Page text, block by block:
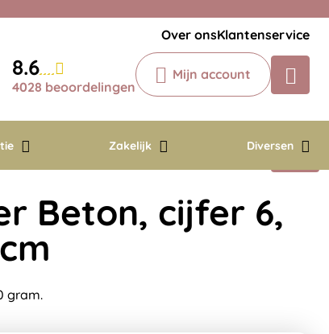
Over onsKlantenservice
8.6
4028 beoordelingen
Mijn account
Zakelijk Diversen
Chatbot
Chat 24/7 met onze chatbot voor
Contact
Beton, cijfer 6,
gram.